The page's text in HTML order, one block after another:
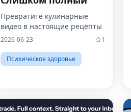
Превратите кулинарные
видео в настоящие рецепты
2026-06-23 1
Психическое здоровье